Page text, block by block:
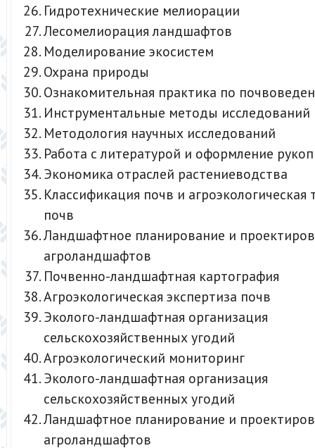
Гидротехнические мелиорации
Лесомелиорация ландшафтов
Моделирование экосистем
Охрана природы
Ознакомительная практика по
Инструментальные методы исследований
Методология научных исследований
Работа с литературой и оформление
Экономика отраслей растениеводства
Классификация почв и агроэкологическая
почв
Ландшафтное планирование и
агроландшафтов
Почвенно-ландшафтная картография
Агроэкологическая экспертиза почв
Эколого-ландшафтная организация
сельскохозяйственных угодий
Агроэкологический мониторинг
Эколого-ландшафтная организация
сельскохозяйственных угодий
Ландшафтное планирование и
агроландшафтов